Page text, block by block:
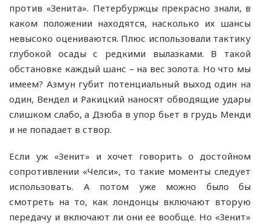
против «Зенита». Петербуржцы прекрасно знали, в
каком положении находятся, насколько их шансы
невысоко оцениваются. Плюс использовали тактику
глубокой осады с редкими вылазками. В такой
обстановке каждый шанс – на вес золота. Но что мы
имеем? Азмун губит потенциальный выход один на
один, Вендел и Ракицкий наносят обводящие удары
слишком слабо, а Дзюба в упор бьет в грудь Менди
и не попадает в створ.
Если уж «Зенит» и хочет говорить о достойном
сопротивлении «Челси», то такие моменты следует
использовать. А потом уже можно было бы
смотреть на то, как лондонцы включают вторую
передачу и включают ли они ее вообще. Но «Зенит»